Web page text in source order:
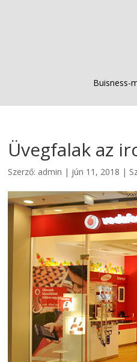
Buisness-
Üvegfalak az
Szerző: admin | jún 11, 2018 |